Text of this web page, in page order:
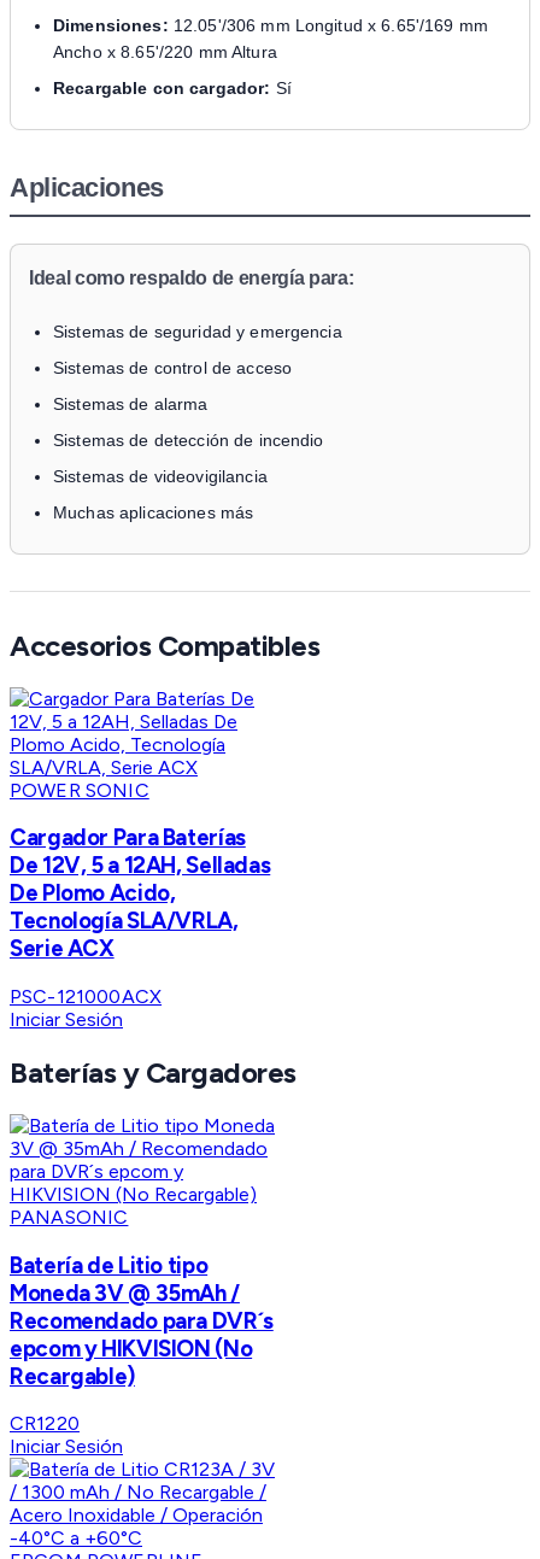
Dimensiones: 12.05'/306 mm Longitud x 6.65'/169 mm
Ancho x 8.65'/220 mm Altura
Recargable con cargador: Sí
Aplicaciones
Ideal como respaldo de energía para:
Sistemas de seguridad y emergencia
Sistemas de control de acceso
Sistemas de alarma
Sistemas de detección de incendio
Sistemas de videovigilancia
Muchas aplicaciones más
Accesorios Compatibles
POWER SONIC
Cargador Para Baterías
De 12V, 5 a 12AH, Selladas
De Plomo Acido,
Tecnología SLA/VRLA,
Serie ACX
PSC-121000ACX
Iniciar Sesión
Baterías y Cargadores
PANASONIC
Batería de Litio tipo
Moneda 3V @ 35mAh /
Recomendado para DVR´s
epcom y HIKVISION (No
Recargable)
CR1220
Iniciar Sesión